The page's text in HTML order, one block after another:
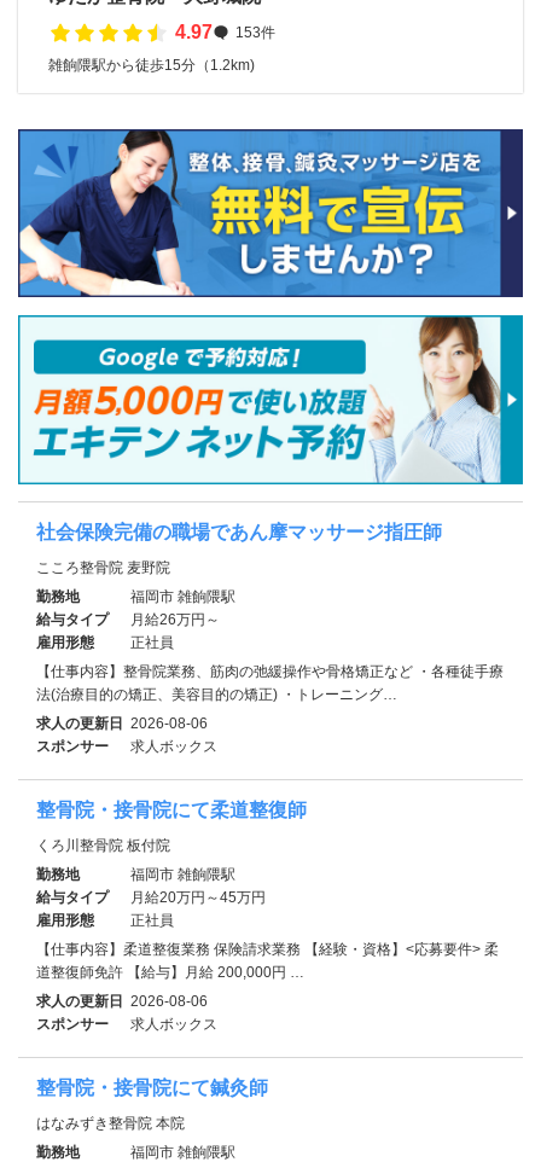
4.97
153件
雑餉隈駅から徒歩15分（1.2km)
社会保険完備の職場であん摩マッサージ指圧師
こころ整骨院 麦野院
勤務地
福岡市 雑餉隈駅
給与タイプ
月給26万円～
雇用形態
正社員
【仕事内容】整骨院業務、筋肉の弛緩操作や骨格矯正など ・各種徒手療
法(治療目的の矯正、美容目的の矯正) ・トレーニング…
求人の更新日 2026-08-06
スポンサー
求人ボックス
整骨院・接骨院にて柔道整復師
くろ川整骨院 板付院
勤務地
福岡市 雑餉隈駅
給与タイプ
月給20万円～45万円
雇用形態
正社員
【仕事内容】柔道整復業務 保険請求業務 【経験・資格】<応募要件> 柔
道整復師免許 【給与】月給 200,000円 …
求人の更新日 2026-08-06
スポンサー
求人ボックス
整骨院・接骨院にて鍼灸師
はなみずき整骨院 本院
勤務地
福岡市 雑餉隈駅